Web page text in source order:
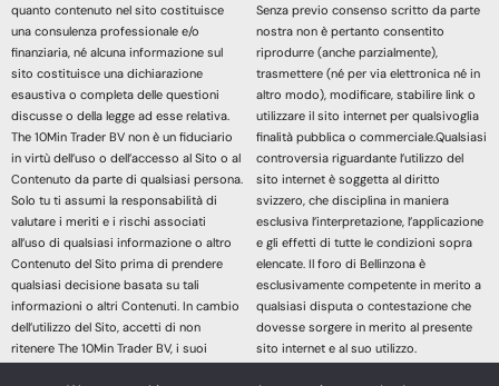
quanto contenuto nel sito costituisce
una consulenza professionale e/o
finanziaria, né alcuna informazione sul
sito costituisce una dichiarazione
esaustiva o completa delle questioni
discusse o della legge ad esse relativa.
The 10Min Trader BV non è un fiduciario
in virtù dell’uso o dell’accesso al Sito o al
Contenuto da parte di qualsiasi persona.
Solo tu ti assumi la responsabilità di
valutare i meriti e i rischi associati
all’uso di qualsiasi informazione o altro
Contenuto del Sito prima di prendere
qualsiasi decisione basata su tali
informazioni o altri Contenuti. In cambio
dell’utilizzo del Sito, accetti di non
ritenere The 10Min Trader BV, i suoi
Senza previo consenso scritto da parte
nostra non è pertanto consentito
riprodurre (anche parzialmente),
trasmettere (né per via elettronica né in
altro modo), modificare, stabilire link o
utilizzare il sito internet per qualsivoglia
finalità pubblica o commerciale.Qualsiasi
controversia riguardante l’utilizzo del
sito internet è soggetta al diritto
svizzero, che disciplina in maniera
esclusiva l’interpretazione, l’applicazione
e gli effetti di tutte le condizioni sopra
elencate. Il foro di Bellinzona è
esclusivamente competente in merito a
qualsiasi disputa o contestazione che
dovesse sorgere in merito al presente
sito internet e al suo utilizzo.